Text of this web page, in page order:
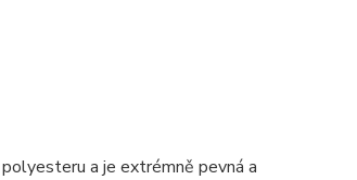
a je extrémně pevná a